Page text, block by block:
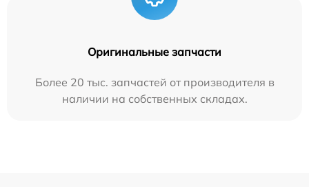
Оригинальные запчасти
Более 20 тыс. запчастей от производителя в
наличии на собственных складах.